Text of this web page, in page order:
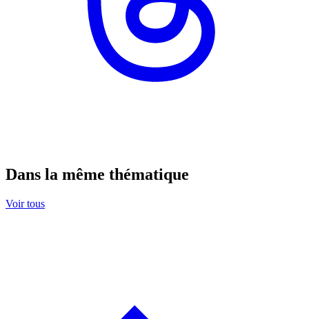
Dans la même thématique
Voir tous